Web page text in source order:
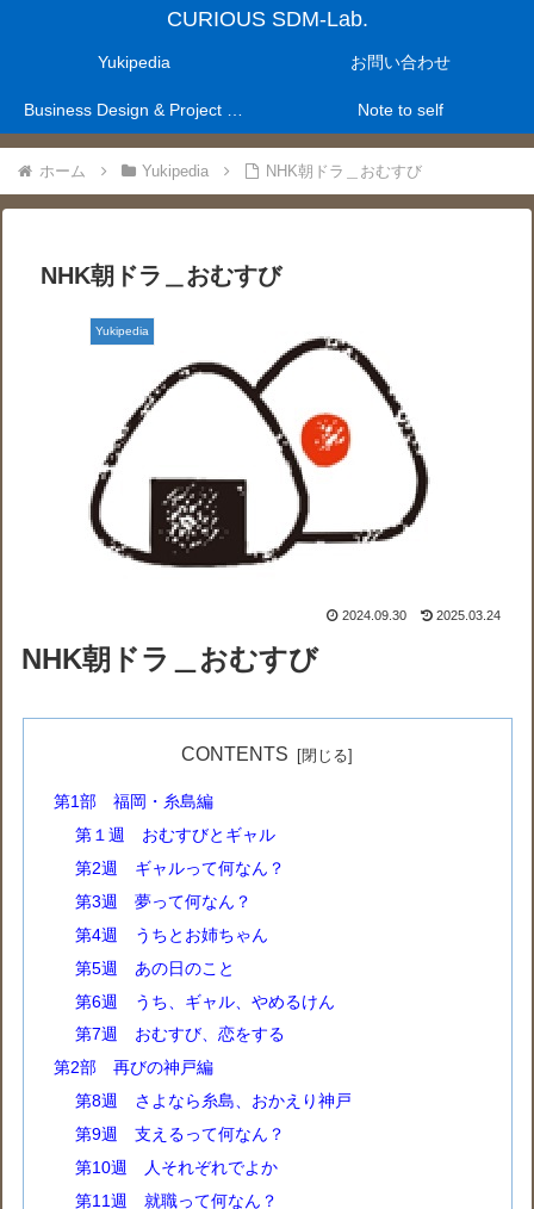
CURIOUS SDM-Lab.
Yukipedia お問い合わせ
Business Design & Project Management Laboratry
Note to self
ホーム Yukipedia NHK朝ドラ＿おむすび
NHK朝ドラ＿おむすび
Yukipedia
2024.09.30 2025.03.24
NHK朝ドラ＿おむすび
CONTENTS
第1部 福岡・糸島編
第１週 おむすびとギャル
第2週 ギャルって何なん？
第3週 夢って何なん？
第4週 うちとお姉ちゃん
第5週 あの日のこと
第6週 うち、ギャル、やめるけん
第7週 おむすび、恋をする
第2部 再びの神戸編
第8週 さよなら糸島、おかえり神戸
第9週 支えるって何なん？
第10週 人それぞれでよか
第11週 就職って何なん？